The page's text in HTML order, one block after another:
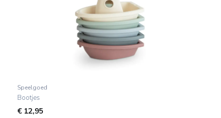
Speelgoed
Bootjes
€ 12,95